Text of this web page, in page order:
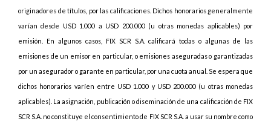
originadores de títulos, por las calificaciones. Dichos honorarios generalmente
varían desde USD 1.000 a USD 200.000 (u otras monedas aplicables) por
emisión. En algunos casos, FIX SCR S.A. calificará todas o algunas de las
emisiones de un emisor en particular, o emisiones aseguradas o garantizadas
por un asegurador o garante en particular, por una cuota anual. Se espera que
dichos honorarios varíen entre USD 1.000 y USD 200.000 (u otras monedas
aplicables). La asignación, publicación o diseminación de una calificación de FIX
SCR S.A. no constituye el consentimiento de FIX SCR S.A. a usar su nombre como